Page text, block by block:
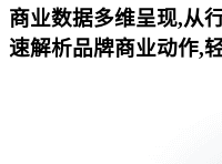
商业数据多维呈现,从
速解析品牌商业动作,